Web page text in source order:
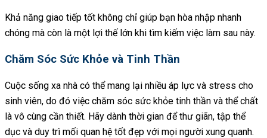
Khả năng giao tiếp tốt không chỉ giúp bạn hòa nhập nhanh
chóng mà còn là một lợi thế lớn khi tìm kiếm việc làm sau này.
Chăm Sóc Sức Khỏe và Tinh Thần
Cuộc sống xa nhà có thể mang lại nhiều áp lực và stress cho
sinh viên, do đó việc chăm sóc sức khỏe tinh thần và thể chất
là vô cùng cần thiết. Hãy dành thời gian để thư giãn, tập thể
dục và duy trì mối quan hệ tốt đẹp với mọi người xung quanh.